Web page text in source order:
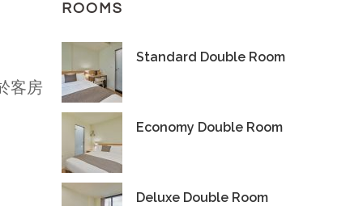
客房
ROOMS
Standard Double Room
Economy Double Room
Deluxe Double Room